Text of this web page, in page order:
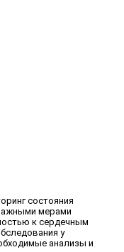
состояния
мерами
к сердечным
у
анализы и